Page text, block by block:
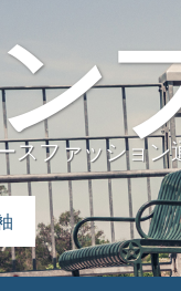
スファッション